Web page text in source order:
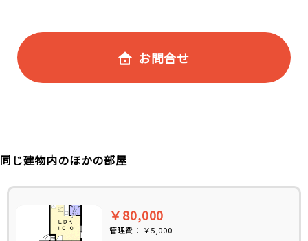
お問合せ
同じ建物内のほかの部屋
￥80,000
管理費： ￥5,000